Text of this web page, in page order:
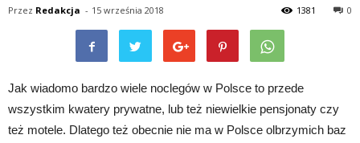
Przez Redakcja - 15 września 2018 0
1381
Jak wiadomo bardzo wiele noclegów w Polsce to przede
wszystkim kwatery prywatne, lub też niewielkie pensjonaty czy
też motele. Dlatego też obecnie nie ma w Polsce olbrzymich baz